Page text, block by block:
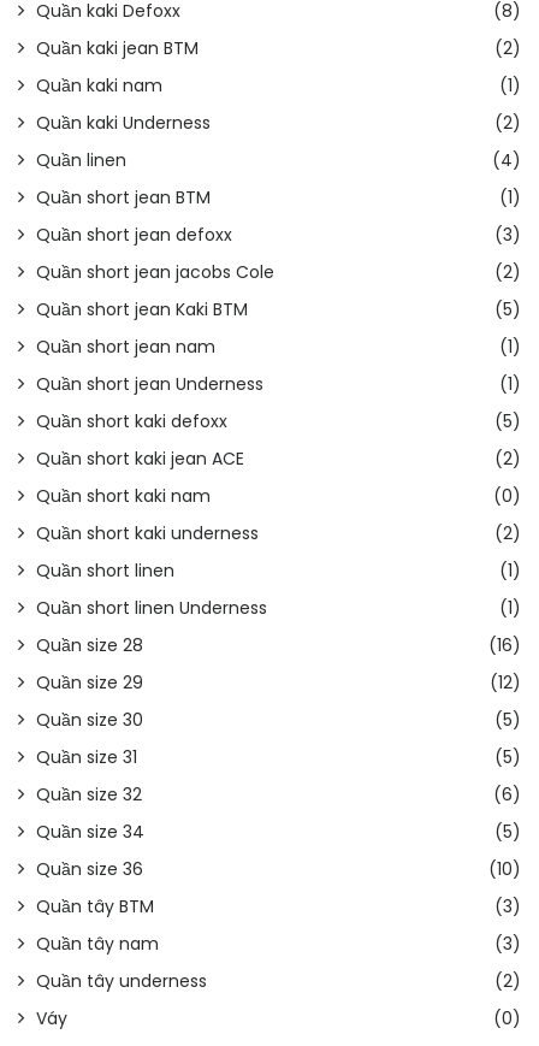
Quần kaki Defoxx
(8)
Quần kaki jean BTM
(2)
Quần kaki nam
(1)
Quần kaki Underness
(2)
Quần linen
(4)
Quần short jean BTM
(1)
Quần short jean defoxx
(3)
Quần short jean jacobs Cole
(2)
Quần short jean Kaki BTM
(5)
Quần short jean nam
(1)
Quần short jean Underness
(1)
Quần short kaki defoxx
(5)
Quần short kaki jean ACE
(2)
Quần short kaki nam
(0)
Quần short kaki underness
(2)
Quần short linen
(1)
Quần short linen Underness
(1)
Quần size 28
(16)
Quần size 29
(12)
Quần size 30
(5)
Quần size 31
(5)
Quần size 32
(6)
Quần size 34
(5)
Quần size 36
(10)
Quần tây BTM
(3)
Quần tây nam
(3)
Quần tây underness
(2)
Váy
(0)